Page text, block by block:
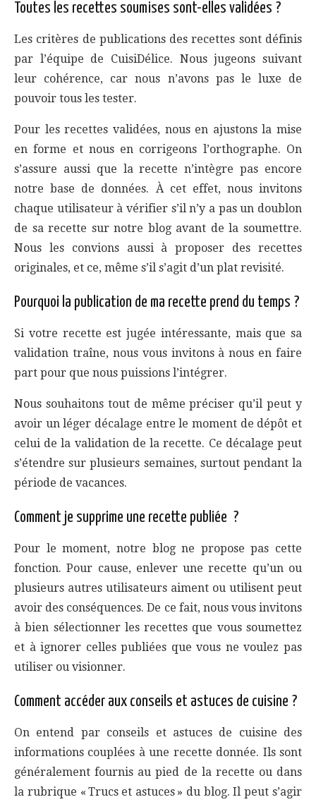
Toutes les recettes soumises sont-elles validées ?
Les critères de publications des recettes sont définis
par l’équipe de CuisiDélice. Nous jugeons suivant
leur cohérence, car nous n’avons pas le luxe de
pouvoir tous les tester.
Pour les recettes validées, nous en ajustons la mise
en forme et nous en corrigeons l’orthographe. On
s’assure aussi que la recette n’intègre pas encore
notre base de données. À cet effet, nous invitons
chaque utilisateur à vérifier s’il n’y a pas un doublon
de sa recette sur notre blog avant de la soumettre.
Nous les convions aussi à proposer des recettes
originales, et ce, même s’il s’agit d’un plat revisité.
Pourquoi la publication de ma recette prend du temps ?
Si votre recette est jugée intéressante, mais que sa
validation traîne, nous vous invitons à nous en faire
part pour que nous puissions l’intégrer.
Nous souhaitons tout de même préciser qu’il peut y
avoir un léger décalage entre le moment de dépôt et
celui de la validation de la recette. Ce décalage peut
s’étendre sur plusieurs semaines, surtout pendant la
période de vacances.
Comment je supprime une recette publiée ?
Pour le moment, notre blog ne propose pas cette
fonction. Pour cause, enlever une recette qu’un ou
plusieurs autres utilisateurs aiment ou utilisent peut
avoir des conséquences. De ce fait, nous vous invitons
à bien sélectionner les recettes que vous soumettez
et à ignorer celles publiées que vous ne voulez pas
utiliser ou visionner.
Comment accéder aux conseils et astuces de cuisine ?
On entend par conseils et astuces de cuisine des
informations couplées à une recette donnée. Ils sont
généralement fournis au pied de la recette ou dans
la rubrique « Trucs et astuces » du blog. Il peut s’agir